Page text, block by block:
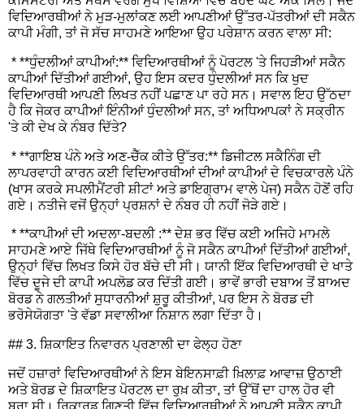
ਵਿਦਿਆਰਥੀਆਂ ਨੇ ਮੁੜ-ਮੁਲਾਂਕਣ ਲਈ ਆਪਣੀਆਂ ਉੱਤਰ-ਪੱਤਰੀਆਂ ਦੀ ਸਕੈਨ
ਕਾਪੀ ਮੰਗੀ, ਤਾਂ ਜੋ ਸੱਚ ਸਾਹਮਣੇ ਆਇਆ ਉਹ ਪਰੇਸ਼ਾਨ ਕਰਨ ਵਾਲਾ ਸੀ:
* **ਧੁੰਦਲੀਆਂ ਕਾਪੀਆਂ:** ਵਿਦਿਆਰਥੀਆਂ ਨੂੰ ਪੋਰਟਲ 'ਤੇ ਜਿਹੜੀਆਂ ਸਕੈਨ
ਕਾਪੀਆਂ ਦਿੱਤੀਆਂ ਗਈਆਂ, ਉਹ ਇਸ ਕਦਰ ਧੁੰਦਲੀਆਂ ਸਨ ਕਿ ਖੁਦ
ਵਿਦਿਆਰਥੀ ਆਪਣੀ ਲਿਖਤ ਨਹੀਂ ਪਛਾਣ ਪਾ ਰਹੇ ਸਨ। ਸਵਾਲ ਇਹ ਉੱਠਦਾ
ਹੈ ਕਿ ਜੇਕਰ ਕਾਪੀਆਂ ਇੰਨੀਆਂ ਧੁੰਦਲੀਆਂ ਸਨ, ਤਾਂ ਅਧਿਆਪਕਾਂ ਨੇ ਸਕ੍ਰੀਨ
'ਤੇ ਕੀ ਦੇਖ ਕੇ ਨੰਬਰ ਦਿੱਤੇ?
* **ਗਾਇਬ ਪੰਨੇ ਅਤੇ ਅਣ-ਚੈੱਕ ਕੀਤੇ ਉੱਤਰ:** ਡਿਜੀਟਲ ਸਕੈਨਿੰਗ ਦੀ
ਲਾਪਰਵਾਹੀ ਕਾਰਨ ਕਈ ਵਿਦਿਆਰਥੀਆਂ ਦੀਆਂ ਕਾਪੀਆਂ ਦੇ ਵਿਚਕਾਰਲੇ ਪੰਨੇ
(ਖਾਸ ਕਰਕੇ ਸਪਲੀਮੈਂਟਰੀ ਸ਼ੀਟਾਂ ਅਤੇ ਡਾਇਗ੍ਰਾਮ ਵਾਲੇ ਪੇਜ) ਸਕੈਨ ਹੋਣੋਂ ਰਹਿ
ਗਏ। ਨਤੀਜੇ ਵਜੋਂ ਉਨ੍ਹਾਂ ਪ੍ਰਸ਼ਨਾਂ ਦੇ ਨੰਬਰ ਹੀ ਨਹੀਂ ਜੋੜੇ ਗਏ।
* **ਕਾਪੀਆਂ ਦੀ ਅਦਲਾ-ਬਦਲੀ :** ਦੇਸ਼ ਭਰ ਵਿੱਚ ਕਈ ਅਜਿਹੇ ਮਾਮਲੇ
ਸਾਹਮਣੇ ਆਏ ਜਿੱਥੇ ਵਿਦਿਆਰਥੀਆਂ ਨੂੰ ਜੋ ਸਕੈਨ ਕਾਪੀਆਂ ਦਿੱਤੀਆਂ ਗਈਆਂ,
ਉਨ੍ਹਾਂ ਵਿੱਚ ਲਿਖਤ ਕਿਸੇ ਹੋਰ ਬੱਚੇ ਦੀ ਸੀ। ਯਾਨੀ ਇੱਕ ਵਿਦਿਆਰਥੀ ਦੇ ਖਾਤੇ
ਵਿੱਚ ਦੂਜੇ ਦੀ ਕਾਪੀ ਅਪਲੋਡ ਕਰ ਦਿੱਤੀ ਗਈ। ਭਾਵੇਂ ਭਾਰੀ ਦਬਾਅ ਤੋਂ ਬਾਅਦ
ਬੋਰਡ ਨੇ ਗਲਤੀਆਂ ਸੁਧਾਰਨੀਆਂ ਸ਼ੁਰੂ ਕੀਤੀਆਂ, ਪਰ ਇਸ ਨੇ ਬੋਰਡ ਦੀ
ਭਰੋਸੇਯੋਗਤਾ 'ਤੇ ਵੱਡਾ ਸਵਾਲੀਆ ਨਿਸ਼ਾਨ ਲਗਾ ਦਿੱਤਾ ਹੈ।
## 3. ਸ਼ਿਕਾਇਤ ਨਿਵਾਰਨ ਪ੍ਰਣਾਲੀ ਦਾ ਫੇਲ੍ਹ ਹੋਣਾ
ਜਦੋਂ ਹਜ਼ਾਰਾਂ ਵਿਦਿਆਰਥੀਆਂ ਨੇ ਇਸ ਬੇਇਨਸਾਫ਼ੀ ਖ਼ਿਲਾਫ਼ ਆਵਾਜ਼ ਉਠਾਈ
ਅਤੇ ਬੋਰਡ ਦੇ ਸ਼ਿਕਾਇਤ ਪੋਰਟਲ ਦਾ ਰੁਖ਼ ਕੀਤਾ, ਤਾਂ ਉੱਥੋਂ ਦਾ ਹਾਲ ਹੋਰ ਵੀ